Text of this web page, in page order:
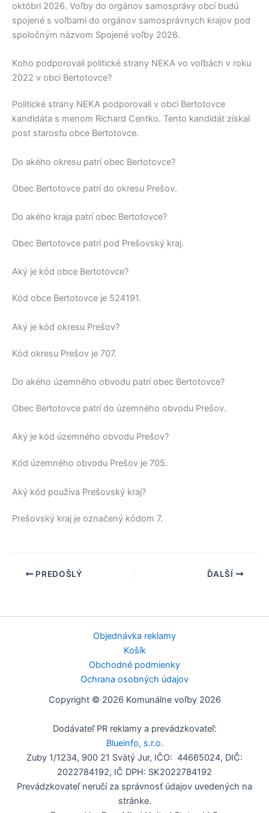
októbri 2026. Voľby do orgánov samosprávy obcí budú
spojené s voľbami do orgánov samosprávnych krajov pod
spoločným názvom Spojené voľby 2026.
Koho podporovali politické strany NEKA vo voľbách v roku
2022 v obci Bertotovce?
Politické strany NEKA podporovali v obci Bertotovce
kandidáta s menom Richard Centko. Tento kandidát získal
post starostu obce Bertotovce.
Do akého okresu patrí obec Bertotovce?
Obec Bertotovce patrí do okresu Prešov.
Do akého kraja patrí obec Bertotovce?
Obec Bertotovce patrí pod Prešovský kraj.
Aký je kód obce Bertotovce?
Kód obce Bertotovce je 524191.
Aký je kód okresu Prešov?
Kód okresu Prešov je 707.
Do akého územného obvodu patrí obec Bertotovce?
Obec Bertotovce patrí do územného obvodu Prešov.
Aký je kód územného obvodu Prešov?
Kód územného obvodu Prešov je 705.
Aký kód používa Prešovský kraj?
Prešovský kraj je označený kódom 7.
PREDOŠLÝ ĎALŠÍ
Objednávka reklamy
Košík
Obchodné podmienky
Ochrana osobných údajov
Copyright © 2026 Komunálne voľby 2026
Dodávateľ PR reklamy a prevádzkovateľ:
Blueinfo, s.r.o.
Zuby 1/1234, 900 21 Svätý Jur, IČO: 44665024, DIČ:
2022784192, IČ DPH: SK2022784192
Prevádzkovateľ neručí za správnosť údajov uvedených na
stránke.